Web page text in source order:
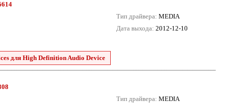
Тип драйвера: MEDIA
Дата выхода: 2012-12-10
для High Definition Audio Device
Тип драйвера: MEDIA